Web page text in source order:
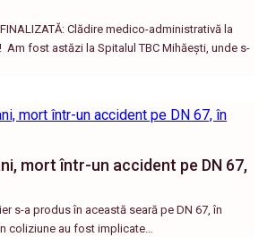
FINALIZATĂ: Clădire medico-administrativă la
Am fost astăzi la Spitalul TBC Mihăești, unde s-
mort într-un accident pe DN 67,
s-a produs în această seară pe DN 67, în
coliziune au fost implicate…